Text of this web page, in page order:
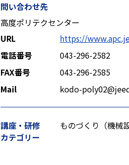
問い合わせ先
高度ポリテクセンター
URL
https://
電話番号
043-296-2582
FAX番号
043-296-2585
Mail
kodo-
講座・研修
カテゴリー
ものづくり（機械